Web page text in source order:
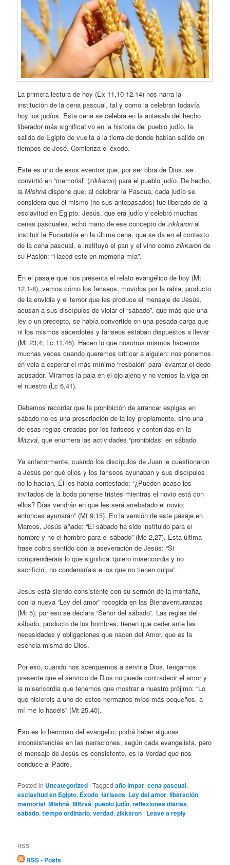
La primera lectura de hoy (Ex 11,10-12.14) nos narra la
institución de la cena pascual, tal y como la celebran todavía
hoy los judíos. Esta cena se celebra en la antesala del hecho
liberador más significativo en la historia del pueblo judío, la
salida de Egipto de vuelta a la tierra de donde habían salido en
tiempos de José. Comienza el éxodo.
Este es uno de esos eventos que, por ser obra de Dios, se
convirtió en “memorial” (zikkaron) para el pueblo judío. De hecho,
laMishná dispone que, al celebrar la Pascua, cada judío se
considera que él mismo (no sus antepasados) fue liberado de la
esclavitud en Egipto. Jesús, que era judío y celebró muchas
cenas pascuales, echó mano de ese concepto dezikkaron al
instituir la Eucaristía en la última cena, que se da en el contexto
de la cena pascual, e instituyó el pan y el vino comozikkaronde
su Pasión: “Haced esto en memoria mía”.
En el pasaje que nos presenta el relato evangélico de hoy (Mt
12,1-8), vemos cómo los fariseos, movidos por la rabia, producto
de la envidia y el temor que les produce el mensaje de Jesús,
acusan a sus discípulos de violar el “sábado”, que más que una
ley o un precepto, se había convertido en una pesada carga que
ni los mismos sacerdotes y fariseos estaban dispuestos a llevar
(Mt 23,4; Lc 11,46). Hacen lo que nosotros mismos hacemos
muchas veces cuando queremos criticar a alguien: nos ponemos
en vela a esperar el más mínimo “resbalón” para levantar el dedo
acusador. Miramos la paja en el ojo ajeno y no vemos la viga en
el nuestro (Lc 6,41).
Debemos recordar que la prohibición de arrancar espigas en
sábado no es una prescripción de la ley propiamente, sino una
de esas reglas creadas por los fariseos y contenidas en la
Mitzvá, que enumera las actividades “prohibidas” en sábado.
Ya anteriormente, cuando los discípulos de Juan le cuestionaron
a Jesús por qué ellos y los fariseos ayunaban y sus discípulos
no lo hacían, Él les había contestado: “¿Pueden acaso los
invitados de la boda ponerse tristes mientras el novio está con
ellos? Días vendrán en que les será arrebatado el novio;
entonces ayunarán” (Mt 9,15). En la versión de este pasaje en
Marcos, Jesús añade: “El sábado ha sido instituido para el
hombre y no el hombre para el sábado” (Mc 2,27). Esta última
frase cobra sentido con la aseveración de Jesús: “Si
comprendierais lo que significa ‘quiero misericordia y no
sacrificio’, no condenaríais a los que no tienen culpa”.
Jesús está siendo consistente con su sermón de la montaña,
con la nueva “Ley del amor” recogida en las Bienaventuranzas
(Mt 5); por eso se declara “Señor del sábado”. Las reglas del
sábado, producto de los hombres, tienen que ceder ante las
necesidades y obligaciones que nacen del Amor, que es la
esencia misma de Dios.
Por eso, cuando nos acerquemos a servir a Dios, tengamos
presente que el servicio de Dios no puede contradecir el amor y
la misericordia que tenemos que mostrar a nuestro prójimo: “Lo
que hiciereis a uno de estos hermanos míos más pequeños, a
mí me lo hacéis” (Mt 25,40).
Eso es lo hermoso del evangelio; podrá haber algunas
inconsistencias en las narraciones, según cada evangelista, pero
el mensaje de Jesús es consistente, es la Verdad que nos
conduce al Padre.
Posted in Uncategorized |Tagged año impar,cena pascual,
esclavitud en Egipto, Éxodo,fariseos, Ley del amor,liberación,
memorial,Mishná,Mitzvá,pueblo judío,reflexiones diarias,
sábado,tiempo ordinario,verdad,zikkaron | Leave a reply
RSS
RSS - Posts